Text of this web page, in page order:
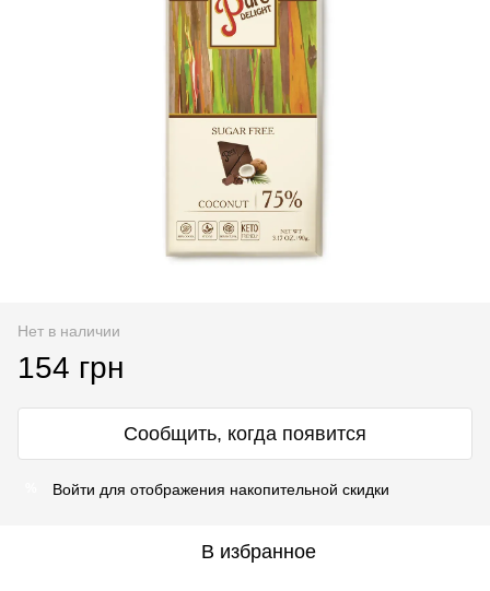
Нет в наличии
154 грн
Сообщить, когда появится
Войти для отображения накопительной скидки
В избранное